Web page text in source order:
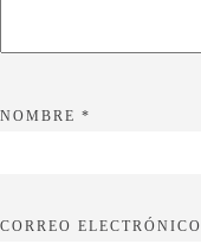
NOMBRE *
CORREO ELECTRÓNICO